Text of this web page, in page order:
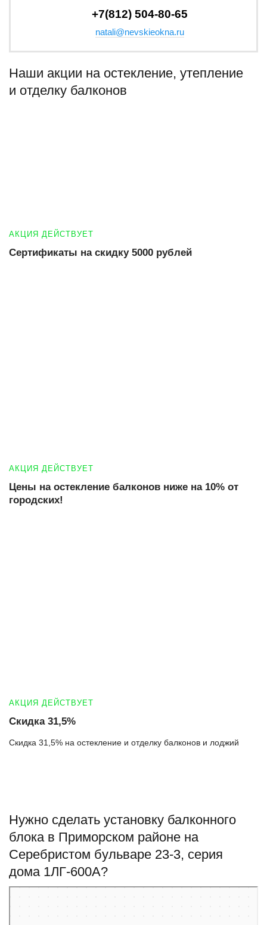
+7(812) 504-80-65
natali@nevskieokna.ru
Наши акции на остекление, утепление
и отделку балконов
АКЦИЯ ДЕЙСТВУЕТ
Сертификаты на скидку 5000 рублей
АКЦИЯ ДЕЙСТВУЕТ
Цены на остекление балконов ниже на 10% от
городских!
АКЦИЯ ДЕЙСТВУЕТ
Скидка 31,5%
Скидка 31,5% на остекление и отделку балконов и лоджий
Нужно сделать установку балконного
блока в Приморском районе на
Серебристом бульваре 23-3, серия
дома 1ЛГ-600А?